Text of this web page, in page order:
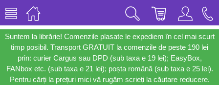
Suntem la librărie! Comenzile plasate le expediem în cel mai scurt
timp posibil. Transport GRATUIT la comenzile de peste 190 lei
prin: curier Cargus sau DPD (sub taxa e 19 lei); EasyBox,
FANbox etc. (sub taxa e 21 lei); poșta română (sub taxa e 25 lei).
Pentru cărți la prețuri mici vă rugăm scrieți la căutare reducere.